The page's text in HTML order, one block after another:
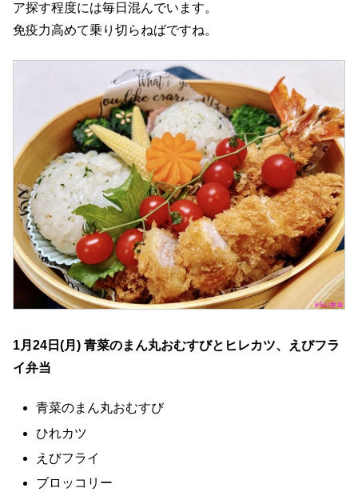
ア探す程度には毎日混んでいます。
免疫力高めて乗り切らねばですね。
1月24日(月) 青菜のまん丸おむすびとヒレカツ、えびフラ
イ弁当
青菜のまん丸おむすび
ひれカツ
えびフライ
ブロッコリー